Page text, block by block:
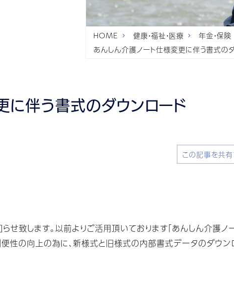
HOME 健康・福祉・医療 年金・保険
あんしん介護ノート仕様変更に伴う書式の
に伴う書式のダウンロード
この記事を共有
致します。以前よりご活用頂いております「あんしん介護ノ
性の向上の為に、新様式と旧様式の内部書式データのダウン